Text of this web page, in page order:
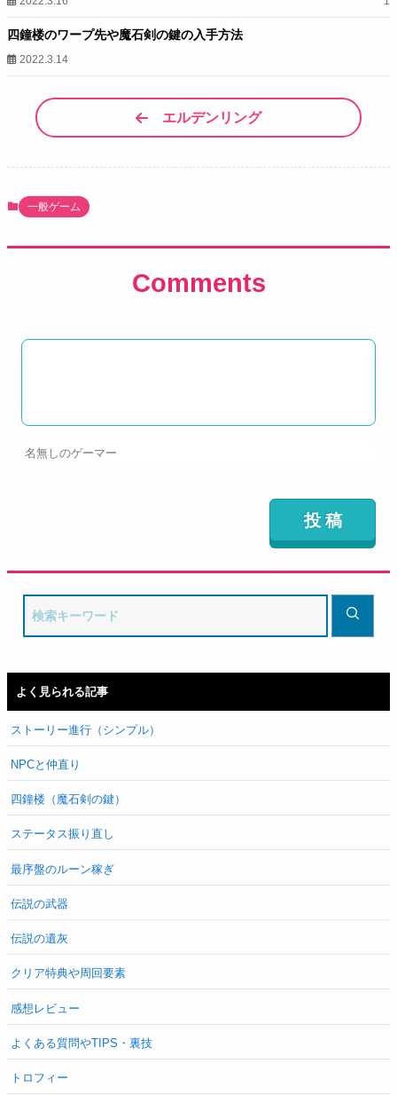
四鐘楼のワープ先や魔石剣の鍵の入手方法
2022.3.14
エルデンリング
一般ゲーム
Comments
よく見られる記事
ストーリー進行（シンプル）
NPCと仲直り
四鐘楼（魔石剣の鍵）
ステータス振り直し
最序盤のルーン稼ぎ
伝説の武器
伝説の遺灰
クリア特典や周回要素
感想レビュー
よくある質問やTIPS・裏技
トロフィー